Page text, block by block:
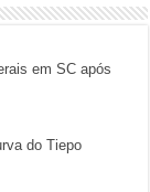
em SC após
do Tiepo